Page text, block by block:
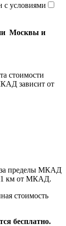
с условиями
Москвы и
стоимости
зависит от
за пределы МКАД
1 км от МКАД.
стоимость
бесплатно.